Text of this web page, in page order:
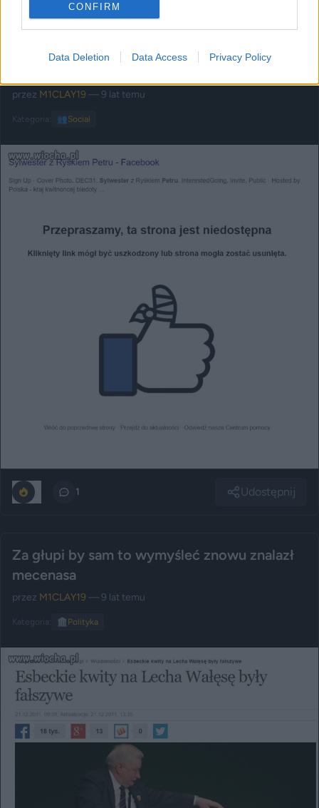
CONFIRM
Data Deletion Data Access Privacy Policy
16
przez M1CLAY19 — 9 lat temu
Kategoria: 👥Social
1 Udostępnij
Za głupi by sam to wymyśleć znowu znalazł
mecenasa
przez M1CLAY19 — 9 lat temu
Kategoria: 🏛️ Polityka